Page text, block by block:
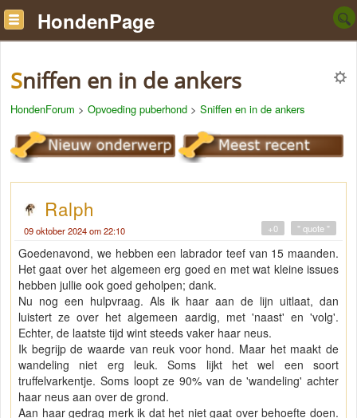
HondenPage
Sniffen en in de ankers
HondenForum > Opvoeding puberhond > Sniffen en in de ankers
Ralph
09 oktober 2024 om 22:10 " quote "
+0
Goedenavond, we hebben een labrador teef van 15 maanden.
Het gaat over het algemeen erg goed en met wat kleine issues
hebben jullie ook goed geholpen; dank.
Nu nog een hulpvraag. Als ik haar aan de lijn uitlaat, dan
luistert ze over het algemeen aardig, met 'naast' en 'volg'.
Echter, de laatste tijd wint steeds vaker haar neus.
Ik begrijp de waarde van reuk voor hond. Maar het maakt de
wandeling niet erg leuk. Soms lijkt het wel een soort
truffelvarkentje. Soms loopt ze 90% van de 'wandeling' achter
haar neus aan over de grond.
Aan haar gedrag merk ik dat het niet gaat over behoefte doen.